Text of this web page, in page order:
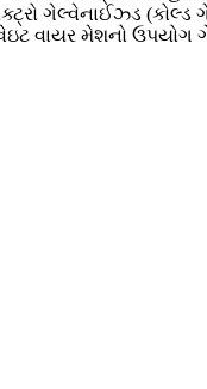
ગેલ્વેનાઈઝ્ડ (કોલ્ડ
વાયર મેશનો